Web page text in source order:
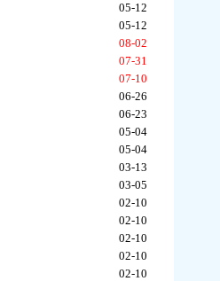
05-12
05-12
08-02
07-31
07-10
06-26
06-23
05-04
05-04
03-13
03-05
02-10
02-10
02-10
02-10
02-10